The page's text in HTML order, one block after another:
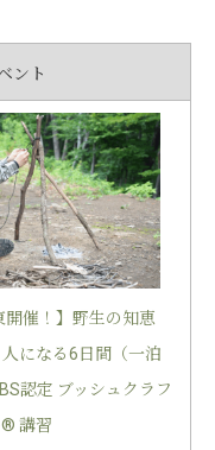
ント
開催！】野生の知恵
になる6日間（一泊
認定 ブッシュクラフ
® 講習